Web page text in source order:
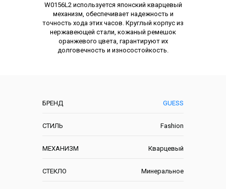
БРЕНД GUESS
СТИЛЬ Fashion
МЕХАНИЗМ Кварцевый
СТЕКЛО Минеральное
W0156L2 используется японский кварцевый
механизм, обеспечивает надежность и
точность хода этих часов. Круглый корпус из
нержавеющей стали, кожаный ремешок
оранжевого цвета, гарантируют их
долговечность и износостойкость.